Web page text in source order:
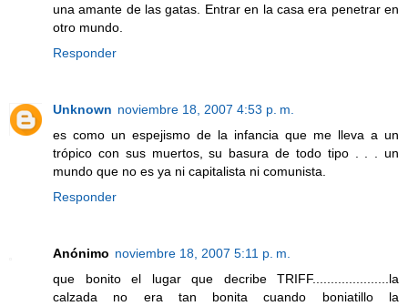
una amante de las gatas. Entrar en la casa era penetrar en
otro mundo.
Responder
Unknown noviembre 18, 2007 4:53 p. m.
es como un espejismo de la infancia que me lleva a un
trópico con sus muertos, su basura de todo tipo . . . un
mundo que no es ya ni capitalista ni comunista.
Responder
Anónimo noviembre 18, 2007 5:11 p. m.
que bonito el lugar que decribe TRIFF.....................la
calzada no era tan bonita cuando boniatillo la